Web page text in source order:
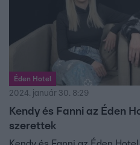
Éden Hotel
2024. január 30. 8:29
Kendy és Fanni az Éden
szerettek